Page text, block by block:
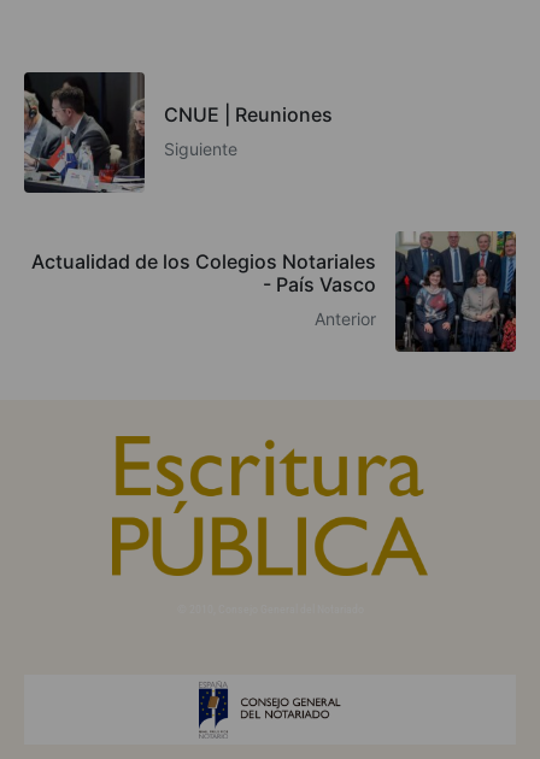
CNUE | Reuniones
Siguiente
Actualidad de los Colegios Notariales
- País Vasco
Anterior